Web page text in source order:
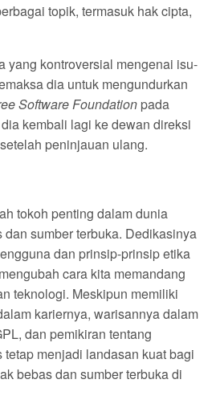
topik, termasuk hak cipta,
yang kontroversial mengenai isu-
dia untuk mengundurkan
Software Foundation pada
kembali lagi ke dewan direksi
peninjauan ulang.
tokoh penting dalam dunia
sumber terbuka. Dedikasinya
dan prinsip-prinsip etika
cara kita memandang
teknologi. Meskipun memiliki
kariernya, warisannya dalam
dan pemikiran tentang
menjadi landasan kuat bagi
bebas dan sumber terbuka di